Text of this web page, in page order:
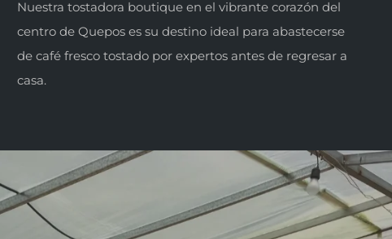
Nuestra tostadora boutique en el vibrante corazón del
centro de Quepos es su destino ideal para abastecerse
de café fresco tostado por expertos antes de regresar a
casa.